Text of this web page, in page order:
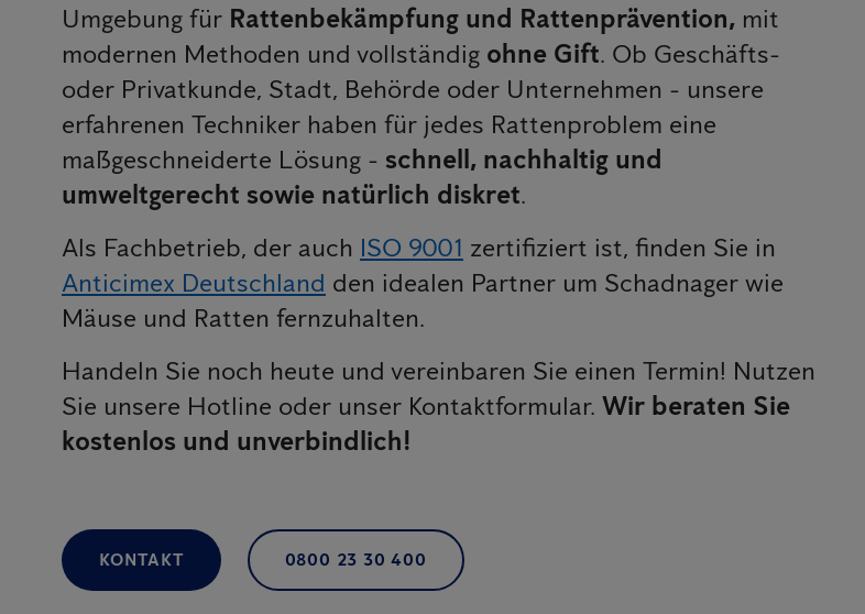
Umgebung für Rattenbekämpfung und Rattenprävention, mit
modernen Methoden und vollständig ohne Gift. Ob Geschäfts-
oder Privatkunde, Stadt, Behörde oder Unternehmen - unsere
erfahrenen Techniker haben für jedes Rattenproblem eine
maßgeschneiderte Lösung - schnell, nachhaltig und
umweltgerecht sowie natürlich diskret.
Als Fachbetrieb, der auch ISO 9001 zertifiziert ist, finden Sie in
Anticimex Deutschland den idealen Partner um Schadnager wie
Mäuse und Ratten fernzuhalten.
Handeln Sie noch heute und vereinbaren Sie einen Termin! Nutzen
Sie unsere Hotline oder unser Kontaktformular. Wir beraten Sie
kostenlos und unverbindlich!
KONTAKT 0800 23 30 400